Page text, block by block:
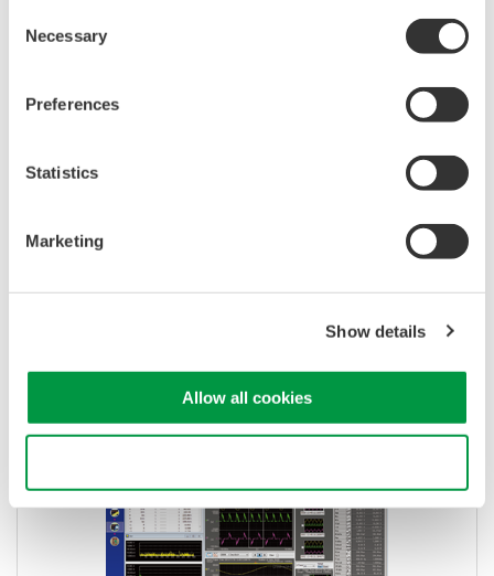
Selection
Necessary
Preferences
Statistics
Marketing
Show details
Allow all cookies
PX8000で捕捉した波形データをパーソナルコンピュ
タ演算と解析をスムーズに行うことができる専用ソ
フトウェアです。